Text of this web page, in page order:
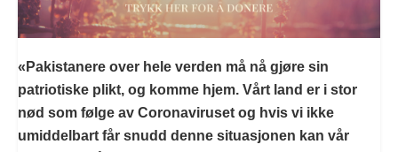
«Pakistanere over hele verden må nå gjøre sin
patriotiske plikt, og komme hjem. Vårt land er i stor
nød som følge av Coronaviruset og hvis vi ikke
umiddelbart får snudd denne situasjonen kan vår